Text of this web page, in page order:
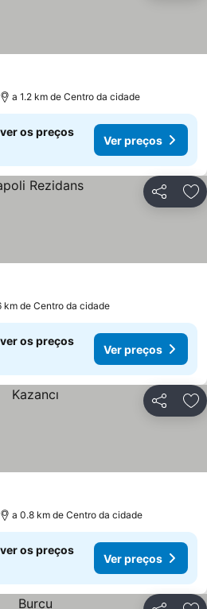
a 1.2 km de Centro da cidade
os preços
Ver preços
Partilhar
km de Centro da cidade
os preços
Ver preços
Partilhar
a 0.8 km de Centro da cidade
os preços
Ver preços